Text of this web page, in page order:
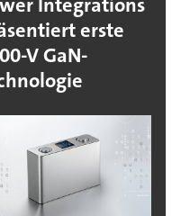
erste
V GaN-